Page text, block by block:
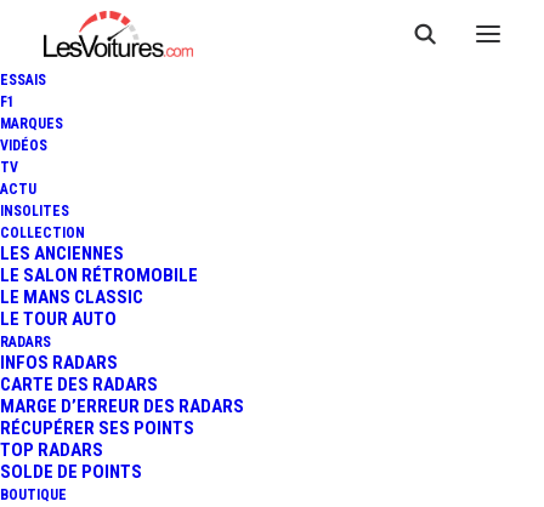
ESSAIS
F1
MARQUES
VIDÉOS
TV
ACTU
INSOLITES
COLLECTION
LES ANCIENNES
LE SALON RÉTROMOBILE
LE MANS CLASSIC
LE TOUR AUTO
RADARS
INFOS RADARS
CARTE DES RADARS
MARGE D’ERREUR DES RADARS
RÉCUPÉRER SES POINTS
TOP RADARS
SOLDE DE POINTS
BOUTIQUE
INDIQUAIT LA POSITION DES
RADARS DANS LES
1 Minute